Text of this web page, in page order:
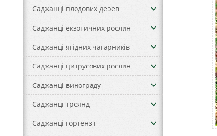
Саджанці плодових дерев keyboard_arrow_down
Саджанці екзотичних рослин keyboard_arrow_down
Саджанці ягідних чагарників keyboard_arrow_down
Саджанці цитрусових рослин keyboard_arrow_down
Саджанці винограду keyboard_arrow_down
Саджанці троянд keyboard_arrow_down
Саджанці гортензії keyboard_arrow_down